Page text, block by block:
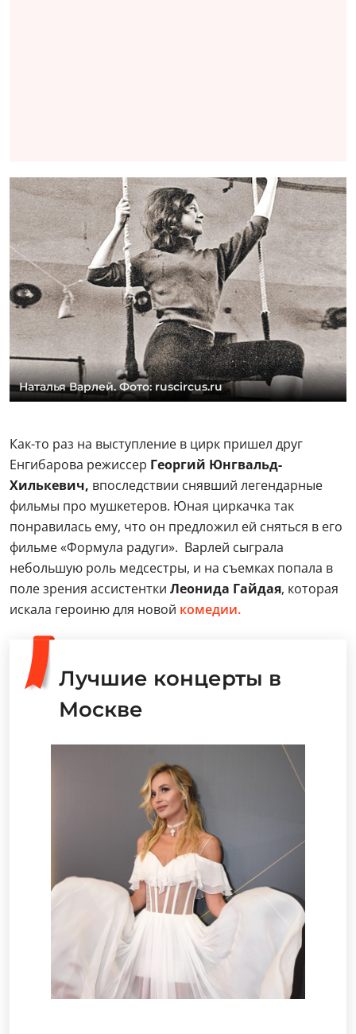
Наталья Варлей. Фото: ruscircus.ru
Как-то раз на выступление в цирк пришел друг
Енгибарова режиссер Георгий Юнгвальд-
Хилькевич, впоследствии снявший легендарные
фильмы про мушкетеров. Юная циркачка так
понравилась ему, что он предложил ей сняться в его
фильме «Формула радуги». Варлей сыграла
небольшую роль медсестры, и на съемках попала в
поле зрения ассистентки Леонида Гайдая, которая
искала героиню для новой комедии.
Лучшие концерты в
Москве